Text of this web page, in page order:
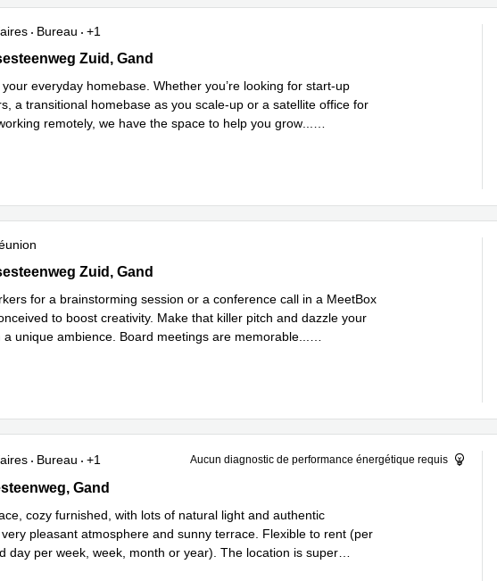
Bureau
+1
Ottergemsesteenweg-Zuid 808 b300 , Gand
Zuid, Gand
everyday homebase. Whether you’re looking for start-up
a transitional homebase as you scale-up or a satellite office for
remotely, we have the space to help you grow
Ottergemsesteenweg-Zuid 808 b300 , Gand
Zuid, Gand
for a brainstorming session or a conference call in a MeetBox
to boost creativity. Make that killer pitch and dazzle your
a unique ambience. Board meetings are memorable
Bureau +1 Aucun diagnostic de performance énergétique requis
151, Gand
Gand
cozy furnished, with lots of natural light and authentic
pleasant atmosphere and sunny terrace. Flexible to rent (per
day per week, week, month or year). The location is super